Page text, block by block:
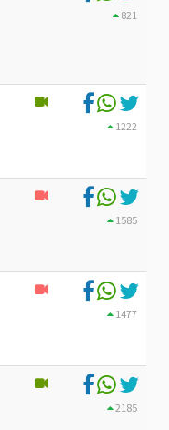
821
1222
1585
1477
2185